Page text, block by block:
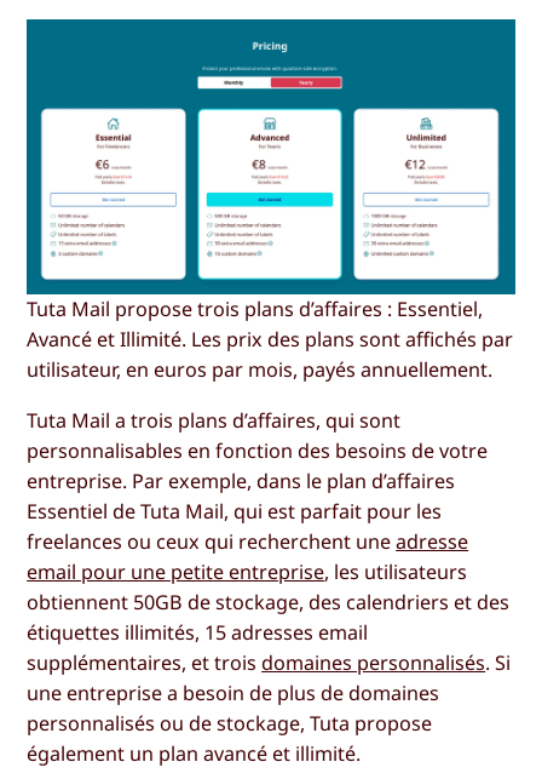
Tuta Mail propose trois plans d’affaires : Essentiel,
Avancé et Illimité. Les prix des plans sont affichés par
utilisateur, en euros par mois, payés annuellement.
Tuta Mail a trois plans d’affaires, qui sont
personnalisables en fonction des besoins de votre
entreprise. Par exemple, dans le plan d’affaires
Essentiel de Tuta Mail, qui est parfait pour les
freelances ou ceux qui recherchent uneadresse
email pour une petite entreprise, les utilisateurs
obtiennent 50GB de stockage, des calendriers et des
étiquettes illimités, 15 adresses email
supplémentaires, et troisdomaines personnalisés. Si
une entreprise a besoin de plus de domaines
personnalisés ou de stockage, Tuta propose
également un plan avancé et illimité.